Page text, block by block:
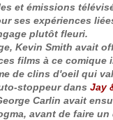
et émissions
ses expériences
plutôt fleuri.
Kevin Smith avait
films à ce comique
de clins d'oeil qui
stoppeur dans Jay
Carlin avait
, avant de faire un